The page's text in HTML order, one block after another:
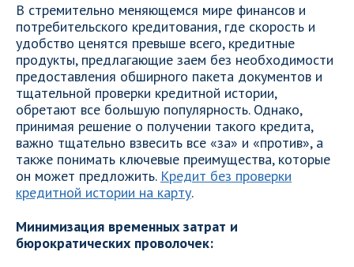
В стремительно меняющемся мире финансов и
потребительского кредитования, где скорость и
удобство ценятся превыше всего, кредитные
продукты, предлагающие заем без необходимости
предоставления обширного пакета документов и
тщательной проверки кредитной истории,
обретают все большую популярность. Однако,
принимая решение о получении такого кредита,
важно тщательно взвесить все «за» и «против», а
также понимать ключевые преимущества, которые
он может предложить. Кредит без проверки
кредитной истории на карту.
Минимизация временных затрат и
бюрократических проволочек: